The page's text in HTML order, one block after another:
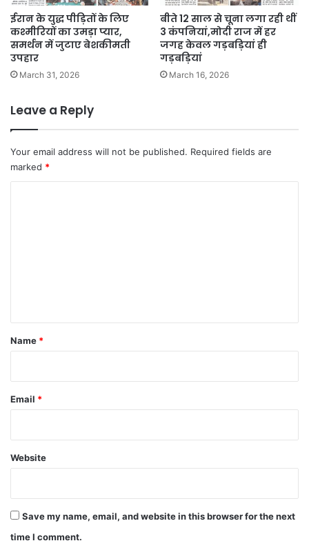
ईरान के युद्ध पीड़ितों के लिए
कश्मीरियों का उमड़ा प्यार,
समर्थन में जुटाए बेशकीमती
उपहार
March 31, 2026
बीते 12 साल से चूना लगा रही थीं
3 कंपनियां,मोदी राज में हर
जगह केवल गड़बड़ियां ही
गड़बड़ियां
March 16, 2026
Leave a Reply
Your email address will not be published. Required fields are
marked *
*
Name *
Email *
Website
Save my name, email, and website in this browser for the next
time I comment.